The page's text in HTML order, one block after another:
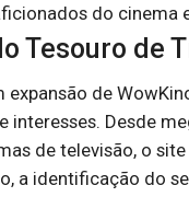
do cinema
Tesouro de
expansão de
interesses. Desde
de televisão, o
a identificação do